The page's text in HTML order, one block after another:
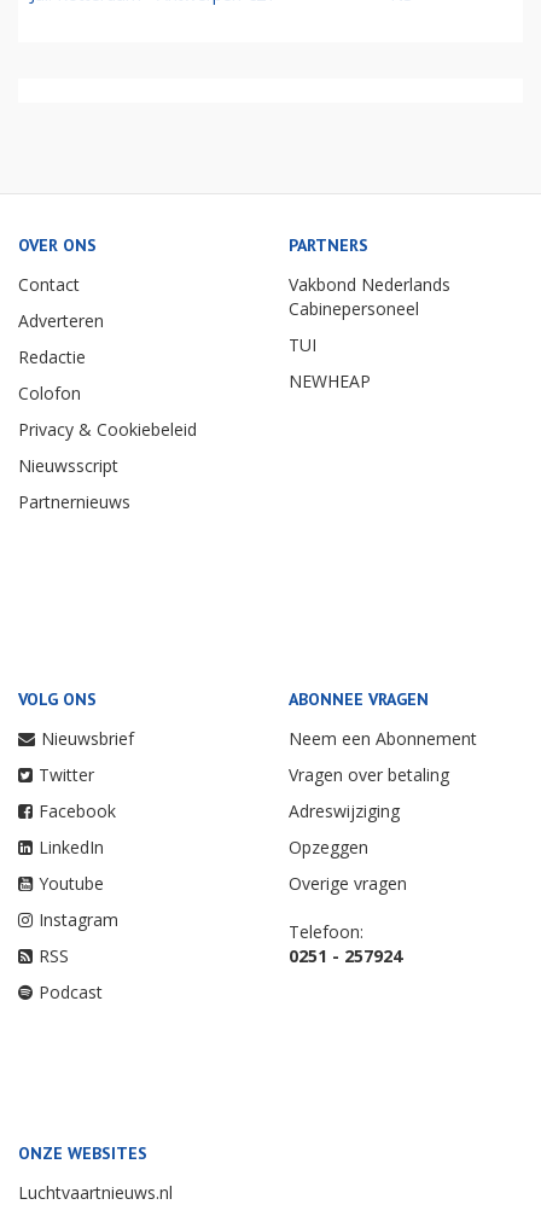
OVER ONS
Contact
Adverteren
Redactie
Colofon
Privacy & Cookiebeleid
Nieuwsscript
Partnernieuws
PARTNERS
Vakbond Nederlands
Cabinepersoneel
TUI
NEWHEAP
VOLG ONS
Nieuwsbrief
Twitter
Facebook
LinkedIn
Youtube
Instagram
RSS
Podcast
ABONNEE VRAGEN
Neem een Abonnement
Vragen over betaling
Adreswijziging
Opzeggen
Overige vragen
Telefoon:
0251 - 257924
ONZE WEBSITES
Luchtvaartnieuws.nl